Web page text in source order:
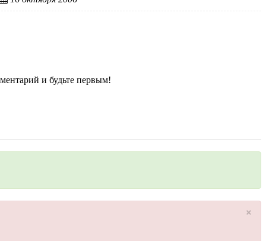
и будьте первым!
×